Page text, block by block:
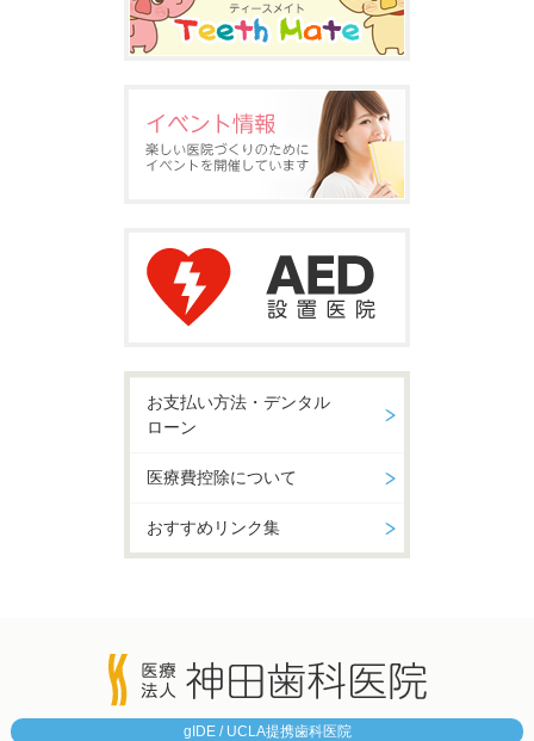
お支払い方法・デンタル
ローン
医療費控除について
おすすめリンク集
gIDE / UCLA提携歯科医院